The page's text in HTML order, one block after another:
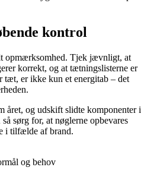
kontrol
opmærksomhed. Tjek jævnligt, at
korrekt, og at tætningslisterne er
er ikke kun et energitab – det
året, og udskift slidte komponenter i
sørg for, at nøglerne opbevares
i tilfælde af brand.
og behov